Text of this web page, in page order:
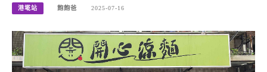
港墘站 飽飽爸 2025-07-16